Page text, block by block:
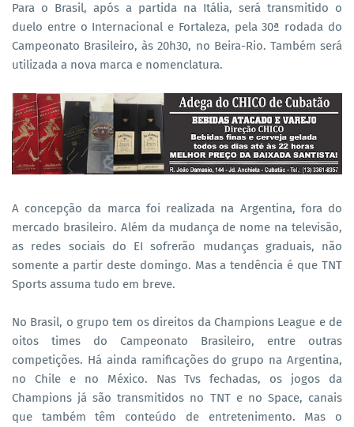
Para o Brasil, após a partida na Itália, será transmitido o
duelo entre o Internacional e Fortaleza, pela 30ª rodada do
Campeonato Brasileiro, às 20h30, no Beira-Rio. Também será
utilizada a nova marca e nomenclatura.
A concepção da marca foi realizada na Argentina, fora do
mercado brasileiro. Além da mudança de nome na televisão,
as redes sociais do EI sofrerão mudanças graduais, não
somente a partir deste domingo. Mas a tendência é que TNT
Sports assuma tudo em breve.
No Brasil, o grupo tem os direitos da Champions League e de
oitos times do Campeonato Brasileiro, entre outras
competições. Há ainda ramificações do grupo na Argentina,
no Chile e no México. Nas Tvs fechadas, os jogos da
Champions já são transmitidos no TNT e no Space, canais
que também têm conteúdo de entretenimento. Mas o